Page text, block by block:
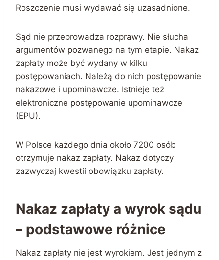
Roszczenie musi wydawać się uzasadnione.
Sąd nie przeprowadza rozprawy. Nie słucha
argumentów pozwanego na tym etapie. Nakaz
zapłaty może być wydany w kilku
postępowaniach. Należą do nich postępowanie
nakazowe i upominawcze. Istnieje też
elektroniczne postępowanie upominawcze
(EPU).
W Polsce każdego dnia około 7200 osób
otrzymuje nakaz zapłaty. Nakaz dotyczy
zazwyczaj kwestii obowiązku zapłaty.
Nakaz zapłaty a wyrok sądu
– podstawowe różnice
Nakaz zapłaty nie jest wyrokiem. Jest jednym z